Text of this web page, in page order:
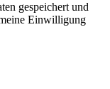
gespeichert und
Einwilligung